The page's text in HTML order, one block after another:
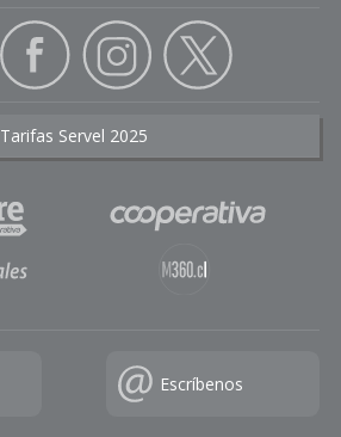
Tarifas Servel 2025
Escríbenos